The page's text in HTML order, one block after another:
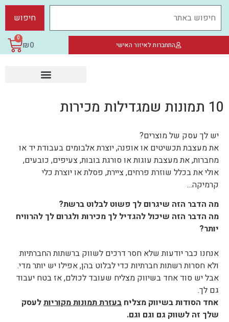
התחברות לאיזור האישי ₪0
0
10 תמונות שמגדילות מכירות
יש לך עסק של מוצרים?
את מעצבת תכשיטים או אופנה, יוצרת אלבומים בעבודת יד או
מחברות, את מעצבת עוגות או סורגת בובות, צעיפים, כובעים,
אולי את בכלל שוזרת פרחים, ציירת, פסלת או יוצרת כלי
קרמיקה…
מה הדבר הזה שיגרום לך פשוט לבלוט ברשת?
מה הדבר הזה שיכול להגדיל לך מכירות ולגרום לך להרוויח
יותר?
אנחנו כבר יודעות שלא חסר דרכים לשווק ברשתות החברתיות
ולא חסרות רשתות חברתיות כדי לבלוט בהן, אפילו יש יותר מדי.
אבל יש סוד אחד בשיווק מצליח שעובד לכולם,אז בטח יעבוד
גם לך.
אחד הסודות בשיווק מצליח בעזרת תמונות מקוריותלעסק
שלך זה לשווק גם וגם וגם.